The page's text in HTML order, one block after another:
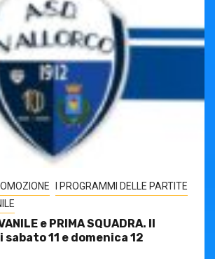
I PROGRAMMI DELLE PARTITE
e PRIMA SQUADRA. Il
11 e domenica 12